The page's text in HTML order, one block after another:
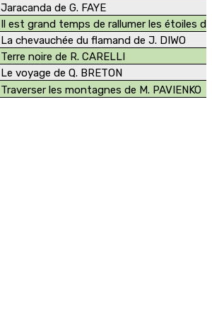
Jaracanda de G. FAYE
Il est grand temps de rallumer les étoiles de
La chevauchée du flamand de J. DIWO
Terre noire de R. CARELLI
Le voyage de Q. BRETON
Traverser les montagnes de M. PAVIENKO